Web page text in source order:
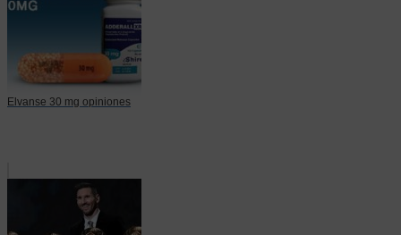
Elvanse 30 mg opiniones